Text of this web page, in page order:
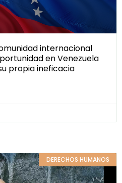
internacional
en Venezuela
propia ineficacia
DERECHOS HUMANOS